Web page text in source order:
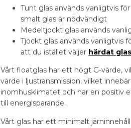
Tunt glas används vanligtvis
smalt glas är nödvändigt
Medeltjockt glas används
Tjockt glas används vanligtvis
att du istället väljer härdat
Vårt floatglas har ett högt G-värde,
värde i ljustransmission, vilket
inomhusklimatet och har en positiv
till energisparande.
Vårt glas har ett minimalt